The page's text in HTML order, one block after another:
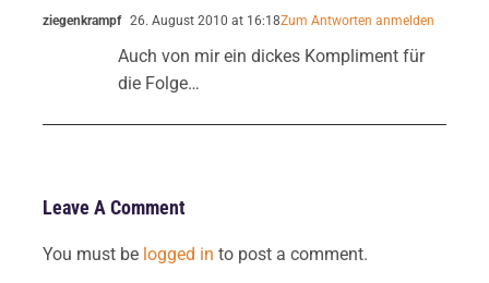
ziegenkrampf 26. August 2010 at 16:18Zum Antworten anmelden
Auch von mir ein dickes Kompliment für
die Folge…
Leave A Comment
You must be logged in to post a comment.